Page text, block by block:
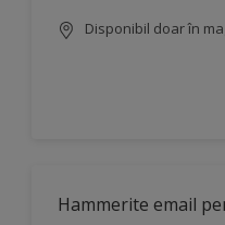
Disponibil doar în
Hammerite email